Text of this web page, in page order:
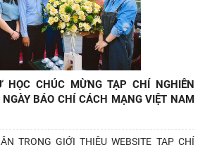
HỌC CHÚC MỪNG TẠP CHÍ NGHIÊN
BÁO CHÍ CÁCH MẠNG VIỆT NAM